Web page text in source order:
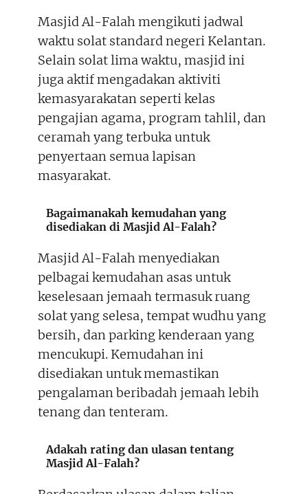
Masjid Al-Falah mengikuti jadwal
waktu solat standard negeri Kelantan.
Selain solat lima waktu, masjid ini
juga aktif mengadakan aktiviti
kemasyarakatan seperti kelas
pengajian agama, program tahlil, dan
ceramah yang terbuka untuk
penyertaan semua lapisan
masyarakat.
Bagaimanakah kemudahan yang
disediakan di Masjid Al-Falah?
Masjid Al-Falah menyediakan
pelbagai kemudahan asas untuk
keselesaan jemaah termasuk ruang
solat yang selesa, tempat wudhu yang
bersih, dan parking kenderaan yang
mencukupi. Kemudahan ini
disediakan untuk memastikan
pengalaman beribadah jemaah lebih
tenang dan tenteram.
Adakah rating dan ulasan tentang
Masjid Al-Falah?